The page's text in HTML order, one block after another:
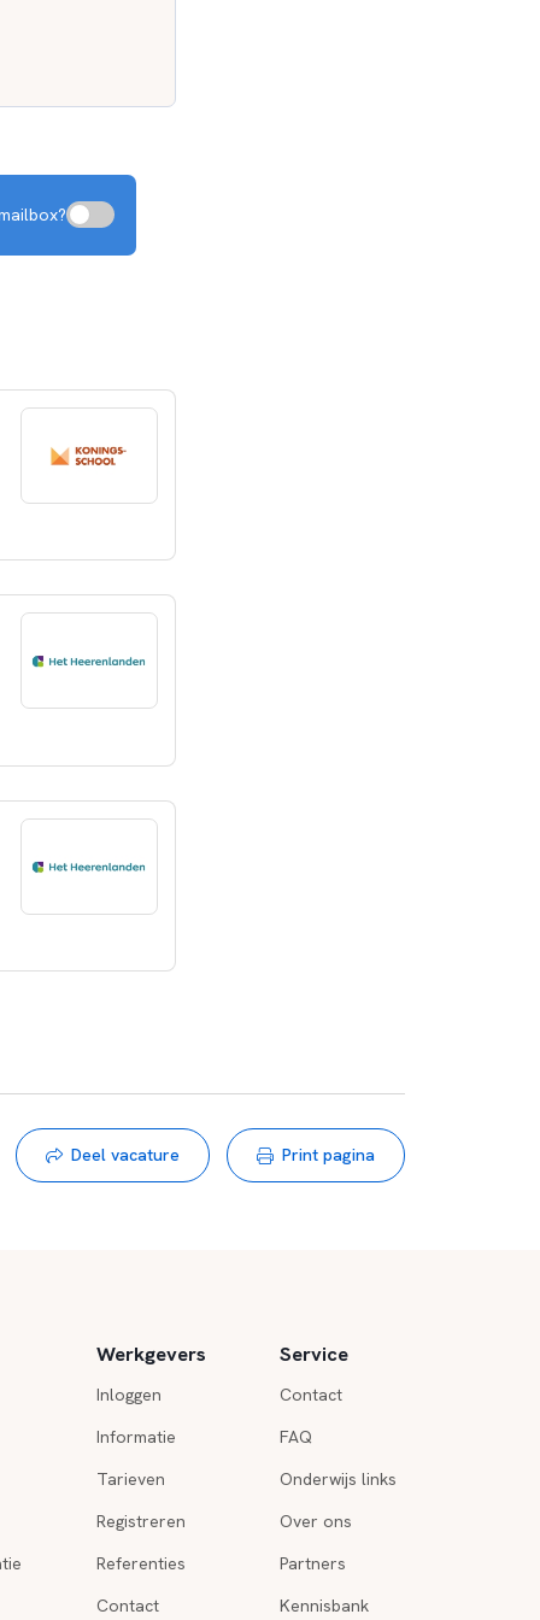
Deel vacature Print pagina
Werkgevers
Inloggen
Informatie
Tarieven
Registreren
Referenties
Contact
Service
Contact
FAQ
Onderwijs links
Over ons
Partners
Kennisbank